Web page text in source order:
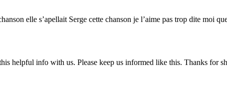
elle s’apellait Serge cette chanson je l’aime pas trop dite moi
helpful info with us. Please keep us informed like this. Thanks for